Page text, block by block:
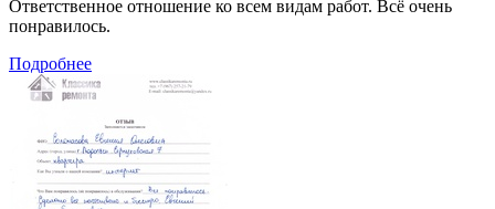
Ответственное отношение ко всем видам работ. Всё очень
понравилось.
Подробнее